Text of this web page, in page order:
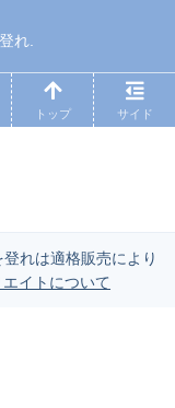
れ.
トップ サイド
れは適格販売により
イトについて